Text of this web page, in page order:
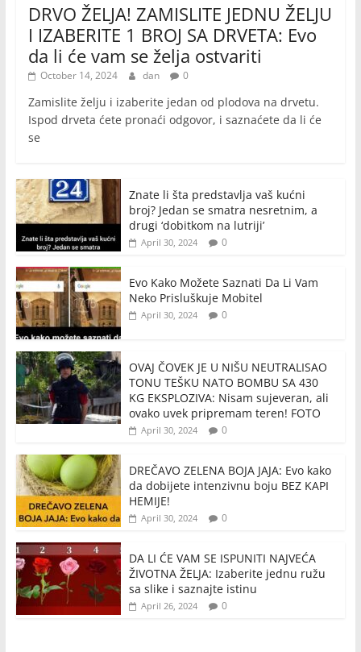
DRVO ŽELJA! ZAMISLITE JEDNU ŽELJU
I IZABERITE 1 BROJ SA DRVETA: Evo
da li će vam se želja ostvariti
October 14, 2024 dan 0
Zamislite želju i izaberite jedan od plodova na drvetu.
Ispod drveta ćete pronaći odgovor, i saznaćete da li će
se
Znate li šta predstavlja vaš kućni
broj? Jedan se smatra nesretnim, a
drugi ‘dobitkom na lutriji’
April 30, 2024 0
Evo Kako Možete Saznati Da Li Vam
Neko Prisluškuje Mobitel
April 30, 2024 0
OVAJ ČOVEK JE U NIŠU NEUTRALISAO
TONU TEŠKU NATO BOMBU SA 430
KG EKSPLOZIVA: Nisam sujeveran, ali
ovako uvek pripremam teren! FOTO
April 30, 2024 0
DREČAVO ZELENA BOJA JAJA: Evo kako
da dobijete intenzivnu boju BEZ KAPI
HEMIJE!
April 30, 2024 0
DA LI ĆE VAM SE ISPUNITI NAJVEĆA
ŽIVOTNA ŽELJA: Izaberite jednu ružu
sa slike i saznajte istinu
April 26, 2024 0